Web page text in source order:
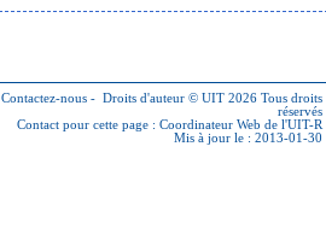
Contactez-nous - Droits d'auteur © UIT 2026 Tous droits
réservés
Contact pour cette page : Coordinateur Web de l'UIT-R
Mis à jour le : 2013-01-30